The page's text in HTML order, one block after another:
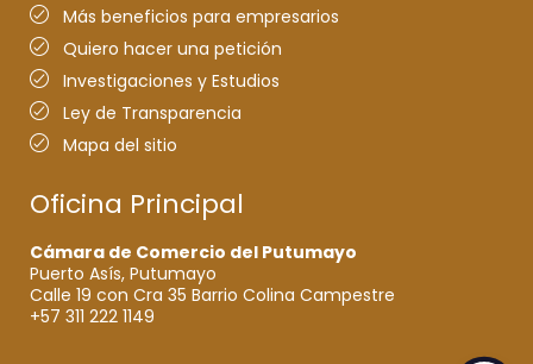
Más beneficios para empresarios
Quiero hacer una petición
Investigaciones y Estudios
Ley de Transparencia
Mapa del sitio
Oficina Principal
Cámara de Comercio del Putumayo
Puerto Asís, Putumayo
Calle 19 con Cra 35 Barrio Colina Campestre
+57 311 222 1149